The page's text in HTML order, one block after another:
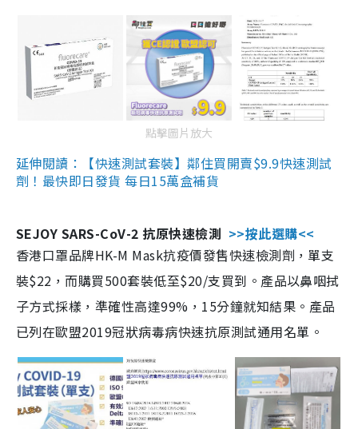
點擊圖片放大
延伸閱讀：【快速測試套裝】鄰住買開賣$9.9快速測試
劑！最快即日發貨 每日15萬盒補貨
SEJOY SARS-CoV-2 抗原快速檢測 >>按此選購<<
香港口罩品牌HK-M Mask抗疫價發售快速檢測劑，單支
裝$22，而購買500套裝低至$20/支買到。產品以鼻咽拭
子方式採樣，準確性高達99%，15分鐘就知結果。產品
已列在歐盟2019冠狀病毒病快速抗原測試通用名單。